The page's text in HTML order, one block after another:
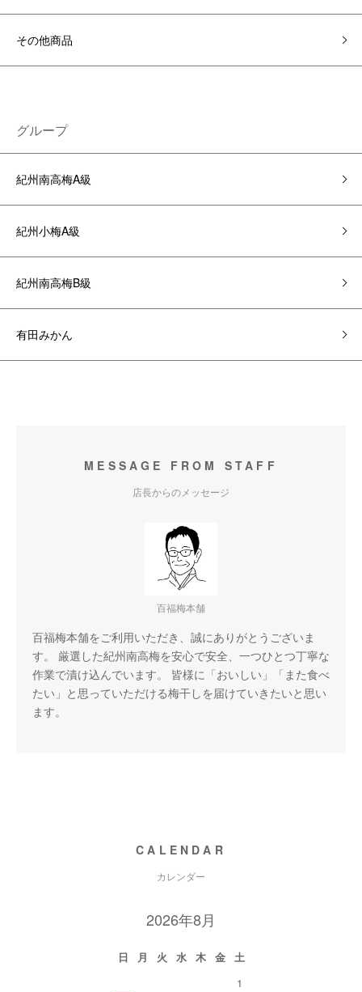
その他商品
グループ
紀州南高梅A級
紀州小梅A級
紀州南高梅B級
有田みかん
MESSAGE FROM STAFF
店長からのメッセージ
百福梅本舗
百福梅本舗をご利用いただき、誠にありがとうございま
す。 厳選した紀州南高梅を安心で安全、一つひとつ丁寧な
作業で漬け込んでいます。 皆様に「おいしい」「また食べ
たい」と思っていただける梅干しを届けていきたいと思い
ます。
CALENDAR
カレンダー
2026年8月
日 月 火 水 木 金
土
1